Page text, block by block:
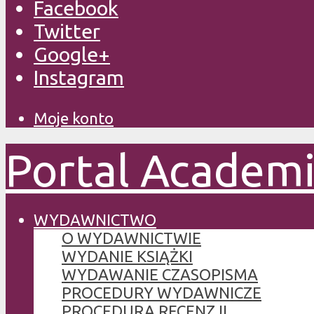
Facebook
Twitter
Google+
Instagram
Moje konto
Portal
WYDAWNICTWO
O WYDAWNICTWIE
WYDANIE KSIĄŻKI
WYDAWANIE CZASOPISMA
PROCEDURY WYDAWNICZE